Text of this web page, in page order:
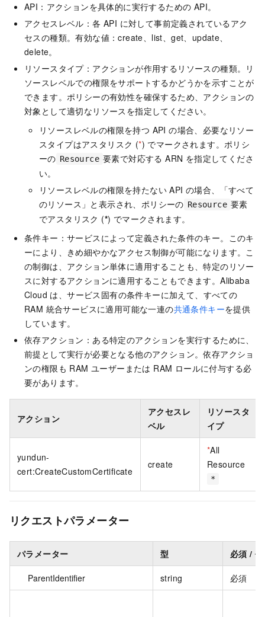
API：アクションを具体的に実行するための API。
アクセスレベル：各 API に対して事前定義されているアク
セスの種類。有効な値：create、list、get、update、
delete。
リソースタイプ：アクションが作用するリソースの種類。リ
ソースレベルでの権限をサポートするかどうかを示すことが
できます。ポリシーの有効性を確保するため、アクションの
対象として適切なリソースを指定してください。
リソースレベルの権限を持つ API の場合、必要なリソー
スタイプはアスタリスク (*) でマークされます。ポリシ
ーの Resource 要素で対応する ARN を指定してくださ
い。
リソースレベルの権限を持たない API の場合、「すべて
のリソース」と表示され、ポリシーの Resource 要素
でアスタリスク (*) でマークされます。
条件キー：サービスによって定義された条件のキー。このキ
ーにより、きめ細やかなアクセス制御が可能になります。こ
の制御は、アクション単体に適用することも、特定のリソー
スに対するアクションに適用することもできます。Alibaba
Cloud は、サービス固有の条件キーに加えて、すべての
RAM 統合サービスに適用可能な一連の共通条件キーを提供
しています。
依存アクション：ある特定のアクションを実行するために、
前提として実行が必要となる他のアクション。依存アクショ
ンの権限も RAM ユーザーまたは RAM ロールに付与する必
要があります。
アクション
アクセスレ
ベル
リソースタ
イプ
yundun-
cert:CreateCustomCertificate
create
*All
Resource
*
リクエストパラメーター
パラメーター 型 必須 /
ParentIdentifier string 必須